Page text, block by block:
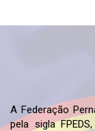
A Federação
pela sigla